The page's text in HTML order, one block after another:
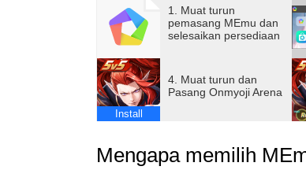
ဖွဲ့မည်ဖြစ်ပြီး၊ ၎င်းတို့၏ ဇာတ်လမ်းမ
လိုက်ပါ။ စိတ်လှုပ်ရှားစရာကောင်းတဲ့
မြှုပ်နေလိမ့်မယ်။ ၎င်းသည် သင့်အား
လှုပ်ရှားမှုအပြည့်ရှိသော Utopian ခရီ
အသေးစိတ်အချက်အလက်များအတွက်က
Facebook ဟောင်ကောင်၊ မကာအိုနှင့် ထိုင်
Facebook အင်္ဂလိပ်စာမျက်နှာ- https://
1. Muat turun
pemasang MEmu dan
selesaikan persediaan
Install
4. Muat turun dan
Pasang Onmyoji Arena
Mengapa memilih